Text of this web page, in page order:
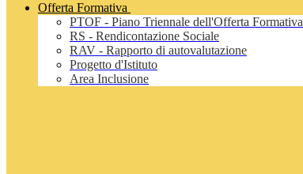
Offerta Formativa
PTOF - Piano Triennale dell'Offerta Formativa
RS - Rendicontazione Sociale
RAV - Rapporto di autovalutazione
Progetto d'Istituto
Area Inclusione